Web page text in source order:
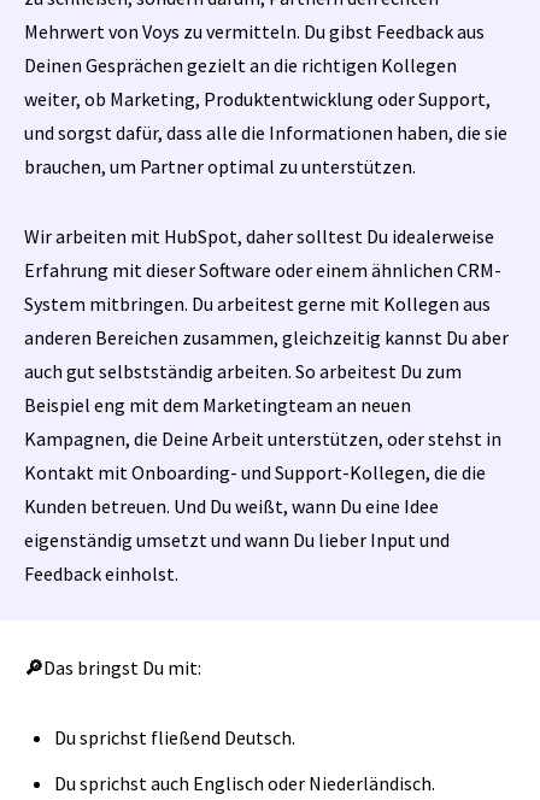
Mehrwert von Voys zu vermitteln. Du gibst Feedback aus
Deinen Gesprächen gezielt an die richtigen Kollegen
weiter, ob Marketing, Produktentwicklung oder Support,
und sorgst dafür, dass alle die Informationen haben, die sie
brauchen, um Partner optimal zu unterstützen.
Wir arbeiten mit HubSpot, daher solltest Du idealerweise
Erfahrung mit dieser Software oder einem ähnlichen CRM-
System mitbringen. Du arbeitest gerne mit Kollegen aus
anderen Bereichen zusammen, gleichzeitig kannst Du aber
auch gut selbstständig arbeiten. So arbeitest Du zum
Beispiel eng mit dem Marketingteam an neuen
Kampagnen, die Deine Arbeit unterstützen, oder stehst in
Kontakt mit Onboarding- und Support-Kollegen, die die
Kunden betreuen. Und Du weißt, wann Du eine Idee
eigenständig umsetzt und wann Du lieber Input und
Feedback einholst.
🔎Das bringst Du mit:
Du sprichst fließend Deutsch.
Du sprichst auch Englisch oder Niederländisch.